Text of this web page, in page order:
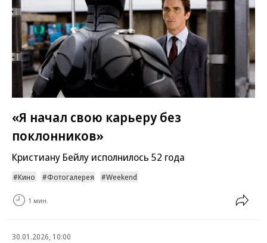
«Я начал свою карьеру без
поклонников»
Кристиану Бейлу исполнилось 52 года
Кино Фотогалерея Weekend
1 мин.
30.01.2026, 10:00